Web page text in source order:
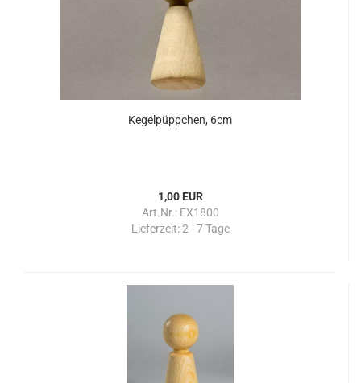
Kegelpüppchen, 6cm
1,00 EUR
Art.Nr.: EX1800
Lieferzeit:2 - 7 Tage